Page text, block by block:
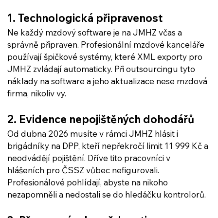
1. Technologická připravenost
Ne každý mzdový software je na JMHZ včas a
správně připraven. Profesionální mzdové kanceláře
používají špičkové systémy, které XML exporty pro
JMHZ zvládají automaticky. Při outsourcingu tyto
náklady na software a jeho aktualizace nese mzdová
firma, nikoliv vy.
2. Evidence nepojištěných dohodářů
Od dubna 2026 musíte v rámci JMHZ hlásit i
brigádníky na DPP, kteří nepřekročí limit 11 999 Kč a
neodvádějí pojištění. Dříve tito pracovníci v
hlášeních pro ČSSZ vůbec nefigurovali.
Profesionálové pohlídají, abyste na nikoho
nezapomněli a nedostali se do hledáčku kontrolorů.